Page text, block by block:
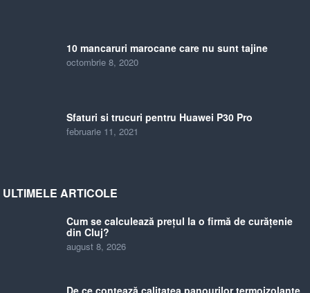
10 mancaruri marocane care nu sunt tajine
octombrie 8, 2020
Sfaturi si trucuri pentru Huawei P30 Pro
februarie 11, 2021
ULTIMELE ARTICOLE
Cum se calculează prețul la o firmă de curățenie
din Cluj?
august 8, 2026
De ce contează calitatea panourilor termoizolante